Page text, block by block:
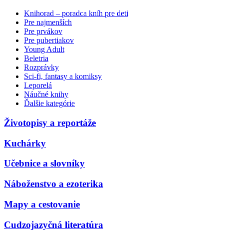
Knihorad – poradca kníh pre deti
Pre najmenších
Pre prvákov
Pre pubertiakov
Young Adult
Beletria
Rozprávky
Sci-fi, fantasy a komiksy
Leporelá
Náučné knihy
Ďalšie kategórie
Životopisy a reportáže
Kuchárky
Učebnice a slovníky
Náboženstvo a ezoterika
Mapy a cestovanie
Cudzojazyčná literatúra